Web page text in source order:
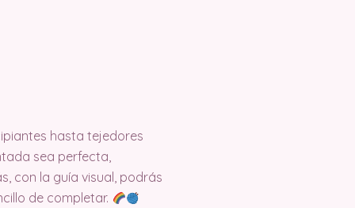
hasta tejedores
sea perfecta,
con la guía visual, podrás
de completar.